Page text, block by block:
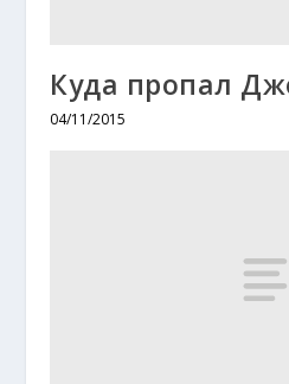
Куда пропал
04/11/2015